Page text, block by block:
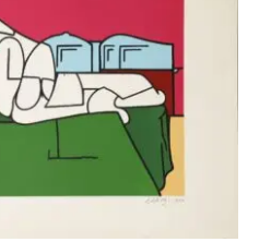
La Camara da Letto